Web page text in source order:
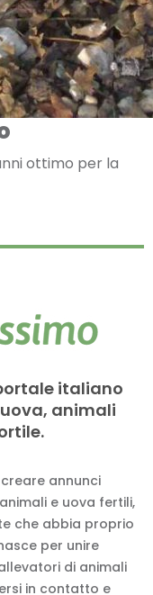
ottimo per la
italiano
animali
annunci
e uova fertili,
che abbia proprio
per unire
di animali
in contatto e